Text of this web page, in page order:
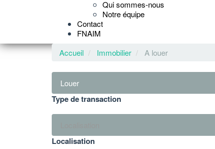
Qui sommes-nous
Notre équipe
Contact
FNAIM
Accueil
Immobilier A louer
Louer
Type de transaction
Localisation